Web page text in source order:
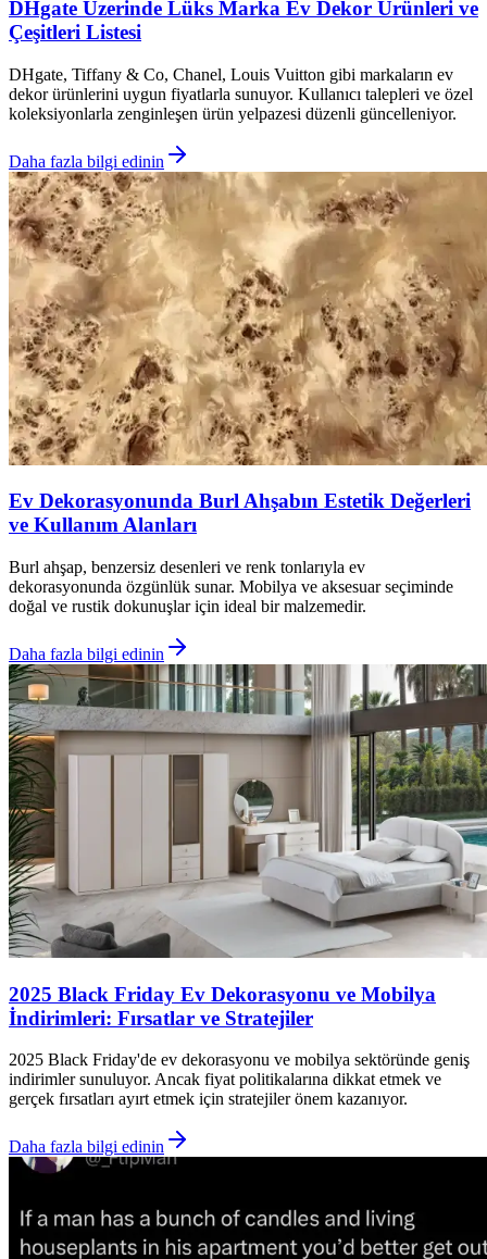
DHgate Üzerinde Lüks Marka Ev Dekor Ürünleri ve
Çeşitleri Listesi
DHgate, Tiffany & Co, Chanel, Louis Vuitton gibi markaların ev
dekor ürünlerini uygun fiyatlarla sunuyor. Kullanıcı talepleri ve özel
koleksiyonlarla zenginleşen ürün yelpazesi düzenli güncelleniyor.
Daha fazla bilgi edinin
Ev Dekorasyonunda Burl Ahşabın Estetik Değerleri
ve Kullanım Alanları
Burl ahşap, benzersiz desenleri ve renk tonlarıyla ev
dekorasyonunda özgünlük sunar. Mobilya ve aksesuar seçiminde
doğal ve rustik dokunuşlar için ideal bir malzemedir.
Daha fazla bilgi edinin
2025 Black Friday Ev Dekorasyonu ve Mobilya
İndirimleri: Fırsatlar ve Stratejiler
2025 Black Friday'de ev dekorasyonu ve mobilya sektöründe geniş
indirimler sunuluyor. Ancak fiyat politikalarına dikkat etmek ve
gerçek fırsatları ayırt etmek için stratejiler önem kazanıyor.
Daha fazla bilgi edinin